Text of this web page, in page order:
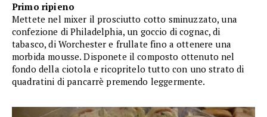
Primo ripieno
Mettete nel mixer il prosciutto cotto sminuzzato, una
confezione di Philadelphia, un goccio di cognac, di
tabasco, di Worchester e frullate fino a ottenere una
morbida mousse. Disponete il composto ottenuto nel
fondo della ciotola e ricopritelo tutto con uno strato di
quadratini di pancarrè premendo leggermente.